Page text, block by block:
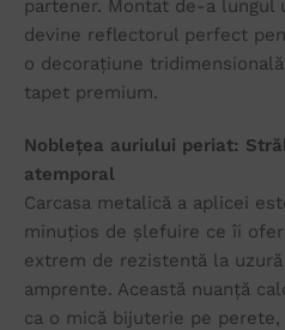
partener. Montat de-a lungul
devine reflectorul perfect
o decorațiune
tapet premium.
Noblețea auriului periat:
atemporal
Carcasa metalică a aplicei
minuțios de șlefuire ce îi
extrem de rezistentă la
amprente. Această nuanță
ca o mică bijuterie pe